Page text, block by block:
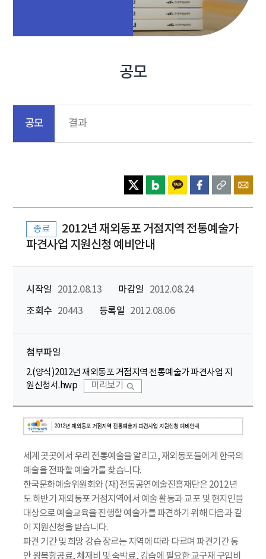
공모
공모 결과
종료
2012년 재외동포 거점지역 전통예술가
파견사업 지원신청 예비안내
시작일 2012.08.13 마감일
2012.08.24
조회수
20443 등록일 2012.08.06
첨부파일
2.(양식)2012년 재외동포 거점지역 전통예술가 파견사업 지
원신청서.hwp
미리보기
세계 곳곳에서 우리 전통예술을 알리고, 재외동포들에게 한국의
예술을 전파할 예술가를 찾습니다.
한국문화예술위원회와 (재)전통공연예술진흥재단은 2012년
도 하반기 재외동포 거점지역에서 예술 활동과 교포 및 현지인을
대상으로 예술교육을 진행할 예술가를 파견하기 위해 다음과 같
이 지원신청을 받습니다.
파견 기간 및 희망 강습 장르는 지역에 따라 다르며 파견기간 동
안 왕복항공료, 체재비 및 숙박료, 강습에 필요한 교구재 구입비